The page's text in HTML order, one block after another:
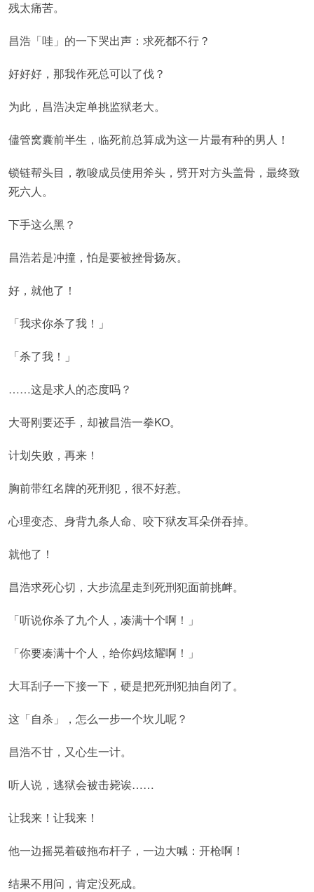
残太痛苦。
昌浩「哇」的一下哭出声：求死都不行？
好好好，那我作死总可以了伐？
为此，昌浩决定单挑监狱老大。
儘管窝囊前半生，临死前总算成为这一片最有种的男人！
锁链帮头目，教唆成员使用斧头，劈开对方头盖骨，最终致
死六人。
下手这么黑？
昌浩若是冲撞，怕是要被挫骨扬灰。
好，就他了！
「我求你杀了我！」
「杀了我！」
……这是求人的态度吗？
大哥刚要还手，却被昌浩一拳KO。
计划失败，再来！
胸前带红名牌的死刑犯，很不好惹。
心理变态、身背九条人命、咬下狱友耳朵併吞掉。
就他了！
昌浩求死心切，大步流星走到死刑犯面前挑衅。
「听说你杀了九个人，凑满十个啊！」
「你要凑满十个人，给你妈炫耀啊！」
大耳刮子一下接一下，硬是把死刑犯抽自闭了。
这「自杀」，怎么一步一个坎儿呢？
昌浩不甘，又心生一计。
听人说，逃狱会被击毙诶……
让我来！让我来！
他一边摇晃着破拖布杆子，一边大喊：开枪啊！
结果不用问，肯定没死成。